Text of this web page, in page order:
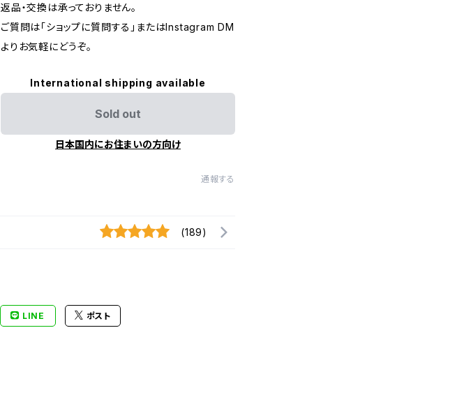
返品・交換は承っておりません。
ご質問は「ショップに質問する」またはInstagram DM
よりお気軽にどうぞ。
International shipping available
Sold out
日本国内にお住まいの方向け
通報する
(189)
LINE ポスト